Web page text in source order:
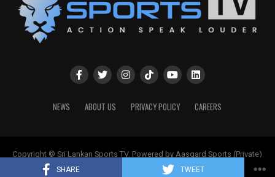
SHARE TWEET
NEWS ABOUT US PRIVACY POLICY CAREERS
Copyright © Sri Lankan Sports TV. Powered by Aasgard Sports (Private)